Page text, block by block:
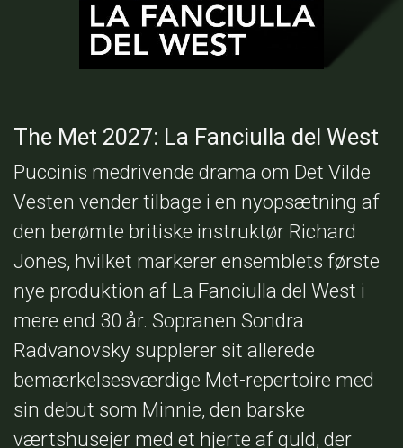
The Met 2027: La Fanciulla del West
Puccinis medrivende drama om Det Vilde
Vesten vender tilbage i en nyopsætning af
den berømte britiske instruktør Richard
Jones, hvilket markerer ensemblets første
nye produktion af La Fanciulla del West i
mere end 30 år. Sopranen Sondra
Radvanovsky supplerer sit allerede
bemærkelsesværdige Met-repertoire med
sin debut som Minnie, den barske
værtshusejer med et hjerte af guld, der